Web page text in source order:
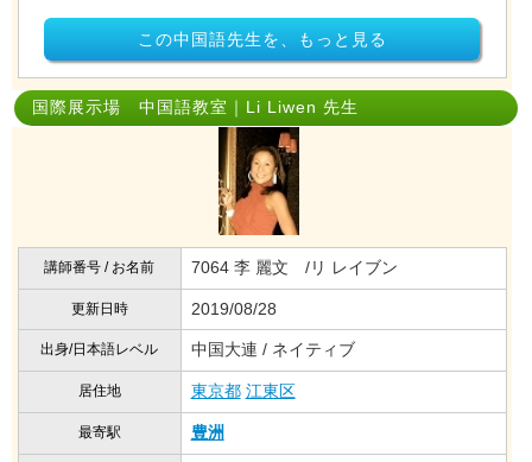
この中国語先生を、もっと見る
国際展示場 中国語教室｜Li Liwen 先生
講師番号 / お名前 7064 李 麗文 /リ レイブン
更新日時 2019/08/28
出身/日本語レベル 中国大連 / ネイティブ
居住地 東京都 江東区
最寄駅 豊洲